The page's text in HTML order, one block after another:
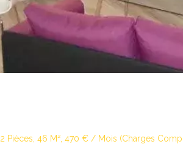
Pièces, 46 M², 470 € / Mois (Charges